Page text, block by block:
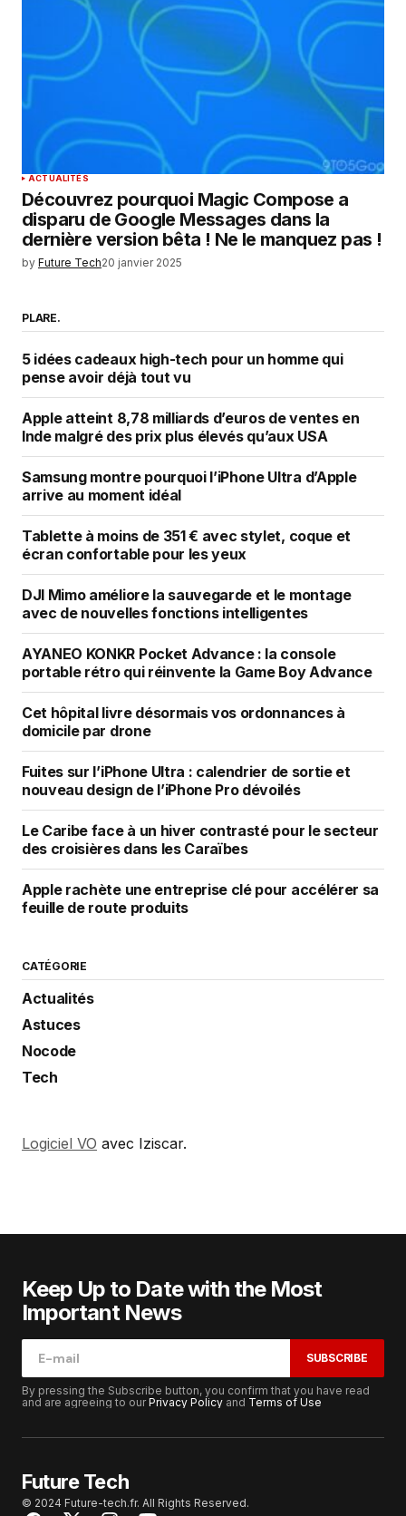
ACTUALITÉS
Découvrez pourquoi Magic Compose a
disparu de Google Messages dans la
dernière version bêta ! Ne le manquez pas !
by Future Tech20 janvier 2025
PLARE.
5 idées cadeaux high-tech pour un homme qui
pense avoir déjà tout vu
Apple atteint 8,78 milliards d’euros de ventes en
Inde malgré des prix plus élevés qu’aux USA
Samsung montre pourquoi l’iPhone Ultra d’Apple
arrive au moment idéal
Tablette à moins de 351 € avec stylet, coque et
écran confortable pour les yeux
DJI Mimo améliore la sauvegarde et le montage
avec de nouvelles fonctions intelligentes
AYANEO KONKR Pocket Advance : la console
portable rétro qui réinvente la Game Boy Advance
Cet hôpital livre désormais vos ordonnances à
domicile par drone
Fuites sur l’iPhone Ultra : calendrier de sortie et
nouveau design de l’iPhone Pro dévoilés
Le Caribe face à un hiver contrasté pour le secteur
des croisières dans les Caraïbes
Apple rachète une entreprise clé pour accélérer sa
feuille de route produits
CATÉGORIE
Actualités
Astuces
Nocode
Tech
Logiciel VO avec Iziscar.
Keep Up to Date with the Most
Important News
SUBSCRIBE
By pressing the Subscribe button, you confirm that you have read
and are agreeing to ourPrivacy Policy and Terms of Use
Future Tech
© 2024 Future-tech.fr. All Rights Reserved.